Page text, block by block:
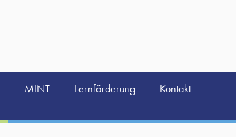
MINT Lernförderung Kontakt